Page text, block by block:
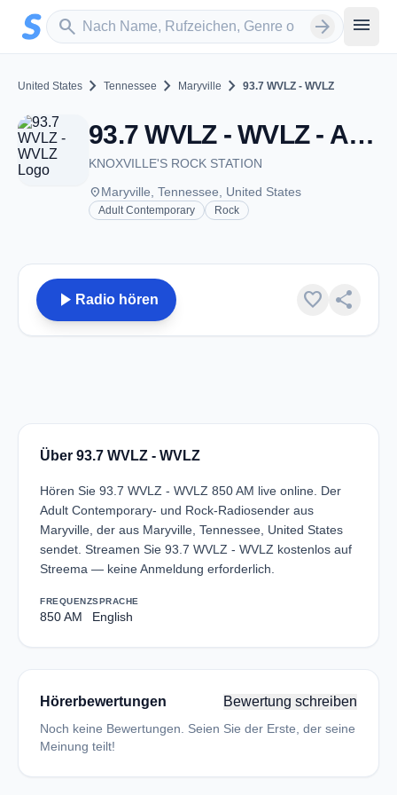
Zum Hauptinhalt springen
search
Sender suchen arrow_forward menu
United States chevron_right Tennessee chevron_right Maryville chevron_right 93.7 WVLZ - WVLZ
93.7 WVLZ - WVLZ - AM 850 - Maryville, TN
KNOXVILLE'S ROCK STATION
placeMaryville, Tennessee, United States
Adult Contemporary Rock
play_arrow Radio hören favorite share
Über 93.7 WVLZ - WVLZ
Hören Sie 93.7 WVLZ - WVLZ 850 AM live online. Der
Adult Contemporary- und Rock-Radiosender aus
Maryville, der aus Maryville, Tennessee, United States
sendet. Streamen Sie 93.7 WVLZ - WVLZ kostenlos auf
Streema — keine Anmeldung erforderlich.
FREQUENZ
850 AM
SPRACHE
English
Hörerbewertungen Bewertung schreiben
Noch keine Bewertungen. Seien Sie der Erste, der seine
Meinung teilt!